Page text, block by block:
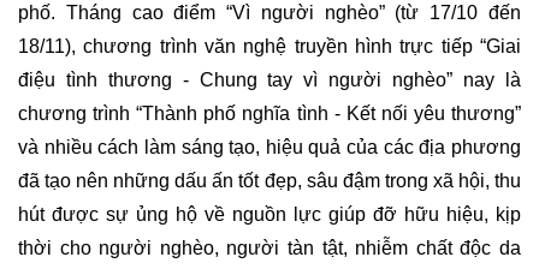
phố. Tháng cao điểm “Vì người nghèo” (từ 17/10 đến
18/11), chương trình văn nghệ truyền hình trực tiếp “Giai
điệu tình thương - Chung tay vì người nghèo” nay là
chương trình “Thành phố nghĩa tình - Kết nối yêu thương”
và nhiều cách làm sáng tạo, hiệu quả của các địa phương
đã tạo nên những dấu ấn tốt đẹp, sâu đậm trong xã hội, thu
hút được sự ủng hộ về nguồn lực giúp đỡ hữu hiệu, kịp
thời cho người nghèo, người tàn tật, nhiễm chất độc da